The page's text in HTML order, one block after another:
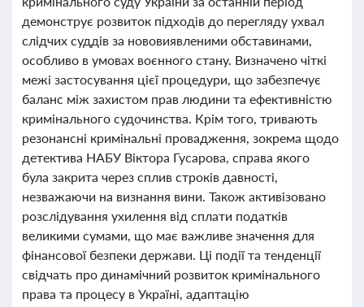
демонструє розвиток підходів до перегляду ухвал
слідчих суддів за нововиявленими обставинами,
особливо в умовах воєнного стану. Визначено чіткі
межі застосування цієї процедури, що забезпечує
баланс між захистом прав людини та ефективністю
кримінального судочинства. Крім того, тривають
резонансні кримінальні провадження, зокрема щодо
детектива НАБУ Віктора Гусарова, справа якого
була закрита через сплив строків давності,
незважаючи на визнання вини. Також активізовано
розслідування ухилення від сплати податків
великими сумами, що має важливе значення для
фінансової безпеки держави. Ці події та тенденції
свідчать про динамічний розвиток кримінального
права та процесу в Україні, адаптацію